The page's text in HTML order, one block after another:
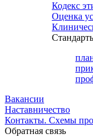
Кодекс
Оценка
Вакансии
Наставничество
Контакты. Схемы
Обратная связь